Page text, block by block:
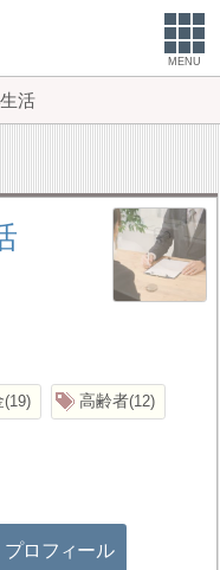
MENU
活
19 高齢者 12
プロフィール